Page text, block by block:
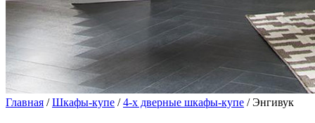
Главная /Шкафы-купе /4-х дверные шкафы-купе / Энгивук